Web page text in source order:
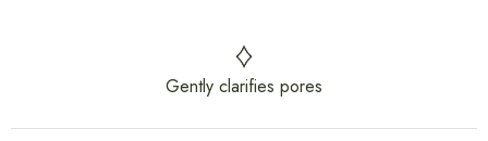
Gently clarifies pores